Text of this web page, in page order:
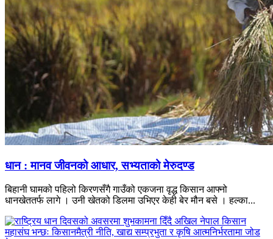
धान : मानव जीवनको आधार, सभ्यताको मेरुदण्ड
बिहानी घामको पहिलो किरणसँगै गाउँको एकजना वृद्ध किसान आफ्नो
धानखेततर्फ लागे । उनी खेतको डिलमा उभिएर केही बेर मौन बसे । हल्का...